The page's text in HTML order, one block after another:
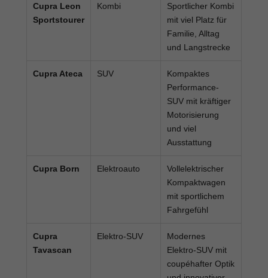
Cupra Leon
Sportstourer
Kombi
Sportlicher Kombi
mit viel Platz für
Familie, Alltag
und Langstrecke
Cupra Ateca SUV
Kompaktes
Performance-
SUV mit kräftiger
Motorisierung
und viel
Ausstattung
Cupra Born Elektroauto
Vollelektrischer
Kompaktwagen
mit sportlichem
Fahrgefühl
Cupra
Tavascan
Elektro-SUV
Modernes
Elektro-SUV mit
coupéhafter Optik